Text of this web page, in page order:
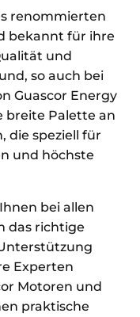
renommierten
bekannt für ihre
und
so auch bei
Guascor Energy
breite Palette an
die speziell für
und höchste
bei allen
das richtige
Experten
Motoren und
praktische